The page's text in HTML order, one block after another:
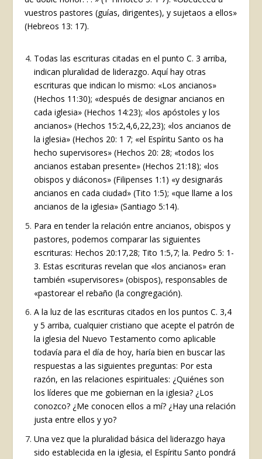
vuestros pastores (guías, dirigentes), y sujetaos a ellos»
(Hebreos 13: 17).
Todas las escrituras citadas en el punto C. 3 arriba,
indican pluralidad de liderazgo. Aquí hay otras
escrituras que indican lo mismo: «Los ancianos»
(Hechos 11:30); «después de designar ancianos en
cada iglesia» (Hechos 14:23); «los apóstoles y los
ancianos» (Hechos 15:2,4,6,22,23); «los ancianos de
la iglesia» (Hechos 20: 1 7; «el Espíritu Santo os ha
hecho supervisores» (Hechos 20: 28; «todos los
ancianos estaban presente» (Hechos 21:18); «los
obispos y diáconos» (Filipenses 1:1) «y designarás
ancianos en cada ciudad» (Tito 1:5); «que llame a los
ancianos de la iglesia» (Santiago 5:14).
Para en tender la relación entre ancianos, obispos y
pastores, podemos comparar las siguientes
escrituras: Hechos 20:17,28; Tito 1:5,7; la. Pedro 5: 1-
3. Estas escrituras revelan que «los ancianos» eran
también «supervisores» (obispos), responsables de
«pastorear el rebaño (la congregación).
A la luz de las escrituras citados en los puntos C. 3,4
y 5 arriba, cualquier cristiano que acepte el patrón de
la iglesia del Nuevo Testamento como aplicable
todavía para el día de hoy, haría bien en buscar las
respuestas a las siguientes preguntas: Por esta
razón, en las relaciones espirituales­: ¿Quiénes son
los líderes que me gobiernan en la iglesia? ¿Los
conozco? ¿Me conocen ellos a mí? ¿Hay una relación
justa entre ellos y yo?
Una vez que la pluralidad básica del liderazgo haya
sido establecida en la iglesia, el Espíritu Santo pondrá